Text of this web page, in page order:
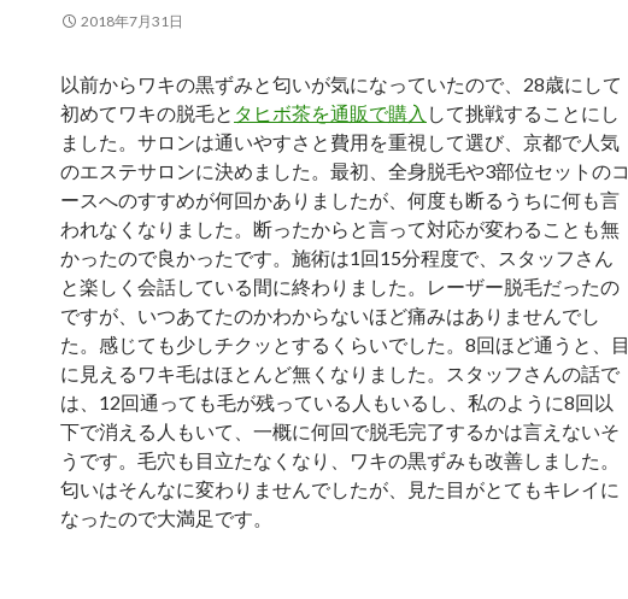
2018年7月31日
以前からワキの黒ずみと匂いが気になっていたので、28歳にして
初めてワキの脱毛と タヒボ茶を通販で購入 して挑戦することにし
ました。サロンは通いやすさと費用を重視して選び、京都で人気
のエステサロンに決めました。最初、全身脱毛や3部位セットのコ
ースへのすすめが何回かありましたが、何度も断るうちに何も言
われなくなりました。断ったからと言って対応が変わることも無
かったので良かったです。施術は1回15分程度で、スタッフさん
と楽しく会話している間に終わりました。レーザー脱毛だったの
ですが、いつあてたのかわからないほど痛みはありませんでし
た。感じても少しチクッとするくらいでした。8回ほど通うと、目
に見えるワキ毛はほとんど無くなりました。スタッフさんの話で
は、12回通っても毛が残っている人もいるし、私のように8回以
下で消える人もいて、一概に何回で脱毛完了するかは言えないそ
うです。毛穴も目立たなくなり、ワキの黒ずみも改善しました。
匂いはそんなに変わりませんでしたが、見た目がとてもキレイに
なったので大満足です。